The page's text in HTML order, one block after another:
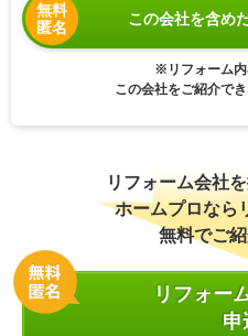
無料
匿名
この会社を含め
※リフォーム内
この会社をご紹介で
リフォーム会社
ホームプロなら
無料でご紹
リフォー
申